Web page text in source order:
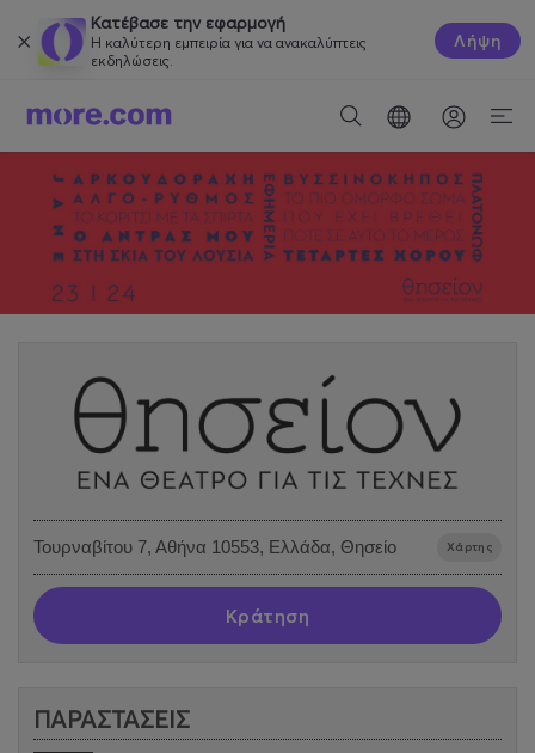
Κατέβασε την εφαρμογή
Η καλύτερη εμπειρία για να ανακαλύπτεις
εκδηλώσεις.
Λήψη
Τουρναβίτου 7, Αθήνα 10553, Ελλάδα, Θησείο Χάρτης
Κράτηση
ΠΑΡΑΣΤΑΣΕΙΣ